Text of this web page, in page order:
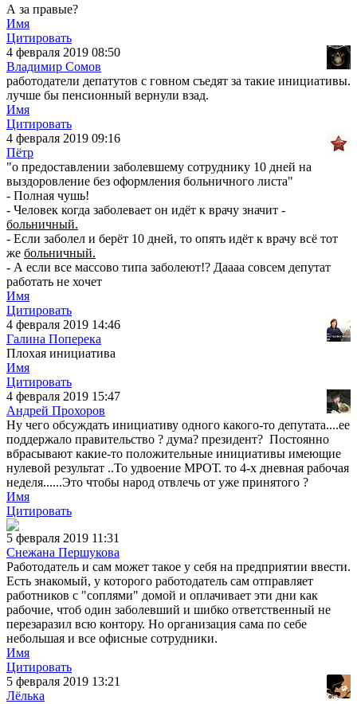
А за правые?
Имя
Цитировать
4 февраля 2019 08:50
Владимир Сомов
работодатели депатутов с говном съедят за такие инициативы.
лучше бы пенсионный вернули взад.
Имя
Цитировать
4 февраля 2019 09:16
Пётр
"о предоставлении заболевшему сотруднику 10 дней на
выздоровление без оформления больничного листа"
- Полная чушь!
- Человек когда заболевает он идёт к врачу значит -
больничный.
- Если заболел и берёт 10 дней, то опять идёт к врачу всё тот
же больничный.
- А если все массово типа заболеют!? Даааа совсем депутат
работать не хочет
Имя
Цитировать
4 февраля 2019 14:46
Галина Поперека
Плохая инициатива
Имя
Цитировать
4 февраля 2019 15:47
Андрей Прохоров
Ну чего обсуждать инициативу одного какого-то депутата....ее
поддержало правительство ? дума? президент? Постоянно
вбрасывают какие-то положительные инициативы имеющие
нулевой результат ..То удвоение МРОТ. то 4-х дневная рабочая
неделя......Это чтобы народ отвлечь от уже принятого ?
Имя
Цитировать
5 февраля 2019 11:31
Снежана Першукова
Работодатель и сам может такое у себя на предприятии ввести.
Есть знакомый, у которого работодатель сам отправляет
работников с "соплями" домой и оплачивает эти дни как
рабочие, чтоб один заболевший и шибко ответственный не
перезаразил всю контору. Но организация сама по себе
небольшая и все офисные сотрудники.
Имя
Цитировать
5 февраля 2019 13:21
Лёлька